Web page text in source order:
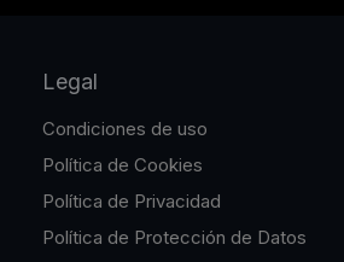
Legal
Condiciones de uso
Política de Cookies
Política de Privacidad
Política de Protección de Datos